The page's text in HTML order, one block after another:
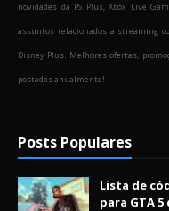
novidades da PS Plus, Xbox Live
assuntos relacionados a streaming
Disney Plus. Melhores ofertas,
postadas anualmente!
Posts Populares
Lista de
para GTA 5